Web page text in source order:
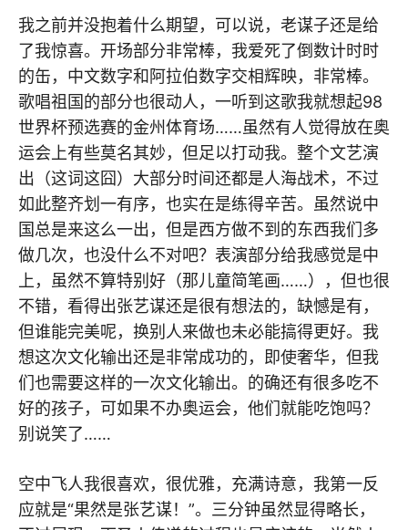
我之前并没抱着什么期望，可以说，老谋子还是给
了我惊喜。开场部分非常棒，我爱死了倒数计时时
的缶，中文数字和阿拉伯数字交相辉映，非常棒。
歌唱祖国的部分也很动人，一听到这歌我就想起98
世界杯预选赛的金州体育场……虽然有人觉得放在奥
运会上有些莫名其妙，但足以打动我。整个文艺演
出（这词这囧）大部分时间还都是人海战术，不过
如此整齐划一有序，也实在是练得辛苦。虽然说中
国总是来这么一出，但是西方做不到的东西我们多
做几次，也没什么不对吧？表演部分给我感觉是中
上，虽然不算特别好（那儿童简笔画……），但也很
不错，看得出张艺谋还是很有想法的，缺憾是有，
但谁能完美呢，换别人来做也未必能搞得更好。我
想这次文化输出还是非常成功的，即使奢华，但我
们也需要这样的一次文化输出。的确还有很多吃不
好的孩子，可如果不办奥运会，他们就能吃饱吗？
别说笑了……
空中飞人我很喜欢，很优雅，充满诗意，我第一反
应就是“果然是张艺谋！”。三分钟虽然显得略长，